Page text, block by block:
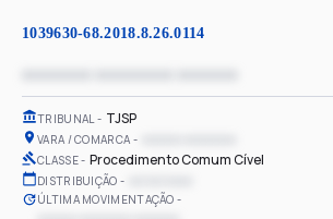
1039630-68.2018.8.26.0114
TRIBUNAL TJSP
VARA / COMARCA
CLASSE Procedimento Comum Cível
DISTRIBUIÇÃO
ÚLTIMA MOVIMENTAÇÃO